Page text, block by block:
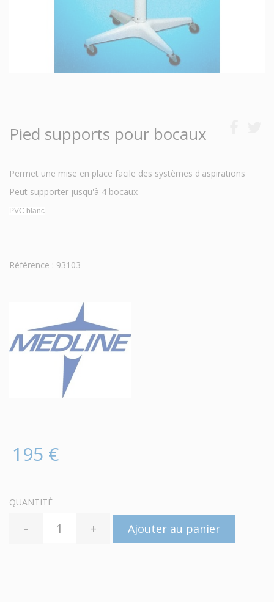
Pied supports pour bocaux
Permet une mise en place facile des systèmes d'aspirations
Peut supporter jusqu'à 4 bocaux
PVC blanc
Référence : 93103
195 €
QUANTITÉ
- + Ajouter au panier